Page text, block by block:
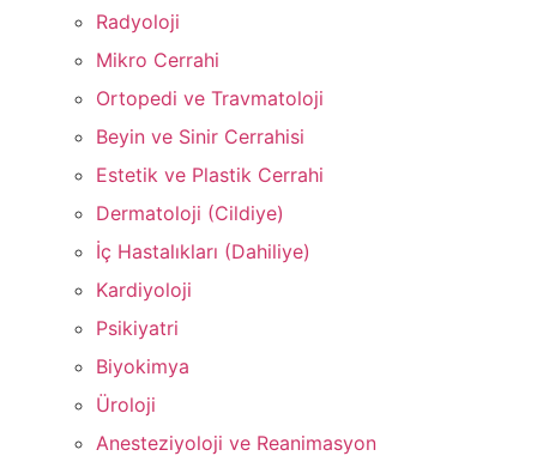
Radyoloji
Mikro Cerrahi
Ortopedi ve Travmatoloji
Beyin ve Sinir Cerrahisi
Estetik ve Plastik Cerrahi
Dermatoloji (Cildiye)
İç Hastalıkları (Dahiliye)
Kardiyoloji
Psikiyatri
Biyokimya
Üroloji
Anesteziyoloji ve Reanimasyon